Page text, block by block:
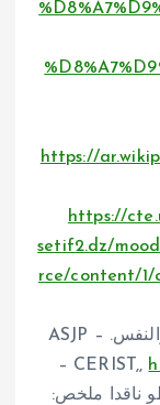
https://
https://
setif2.dz/
rce/content/1/
أرسطو ناقداً أفلاطون: المثال، المعرفة والنفس. – ASJP
– CERIST,,
ناقدا ملخص: